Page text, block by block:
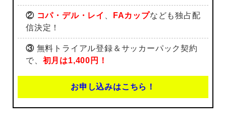
② コパ・デル・レイ FAカップなども独占配
信決定！
③無料トライアル登録＆サッカーパック契約
で、 初月は1,400円！
お申し込みはこちら！